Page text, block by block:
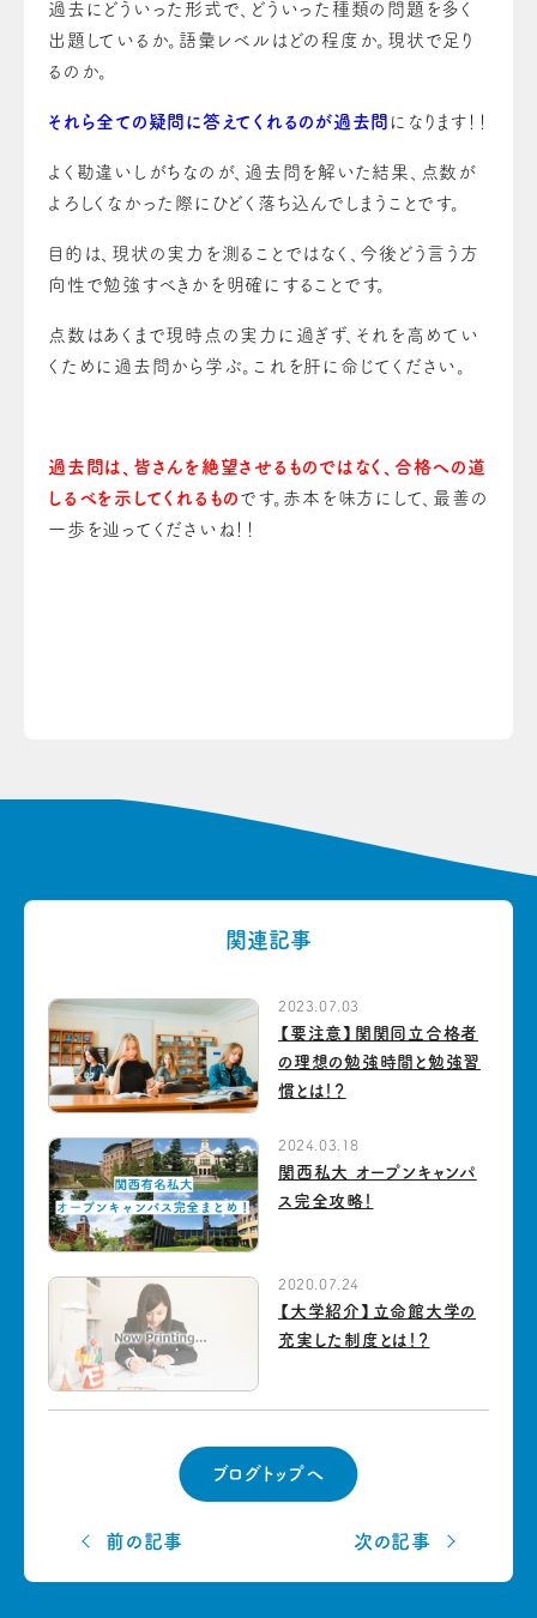
過去にどういった形式で、どういった種類の問題を多く
出題しているか。語彙レベルはどの程度か。現状で足り
るのか。
それら全ての疑問に答えてくれるのが過去問 になります！！
よく勘違いしがちなのが、過去問を解いた結果、点数が
よろしくなかった際にひどく落ち込んでしまうことです。
目的は、現状の実力を測ることではなく、今後どう言う方
向性で勉強すべきかを明確にすることです。
点数はあくまで現時点の実力に過ぎず、それを高めてい
くために過去問から学ぶ。これを肝に命じてください。
過去問は、皆さんを絶望させるものではなく、合格への道
しるべを示してくれるもの です。赤本を味方にして、最善の
一歩を辿ってくださいね！！
関連記事
2023.07.03
【要注意】関関同立合格者
の理想の勉強時間と勉強習
慣とは！？
2024.03.18
関西私大 オープンキャンパ
ス完全攻略！
2020.07.24
【大学紹介】立命館大学の
充実した制度とは！？
前の記事
ブログトップへ
次の記事